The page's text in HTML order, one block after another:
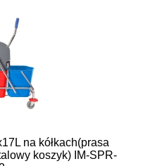
na kółkach(prasa
koszyk) IM-SPR-